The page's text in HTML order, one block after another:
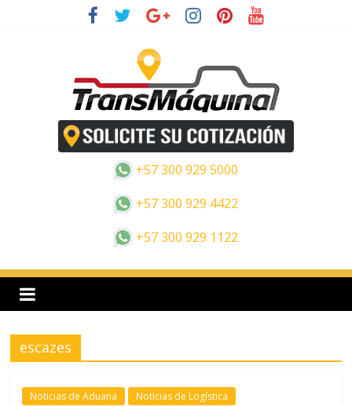
a
n
o
+57 300 929 5000
+57 300 929 4422
+57 300 929 1122
escazes
Noticias de Aduana Noticias de Logística